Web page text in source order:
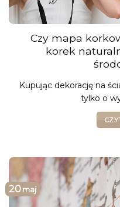
Czy mapa
korek
Kupując dekorację na
tylko o
20 maj